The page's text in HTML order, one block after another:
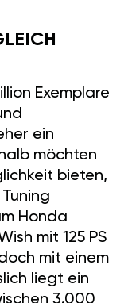
Exemplare
ein
möchten
bieten,
Honda
mit 125 PS
mit einem
liegt ein